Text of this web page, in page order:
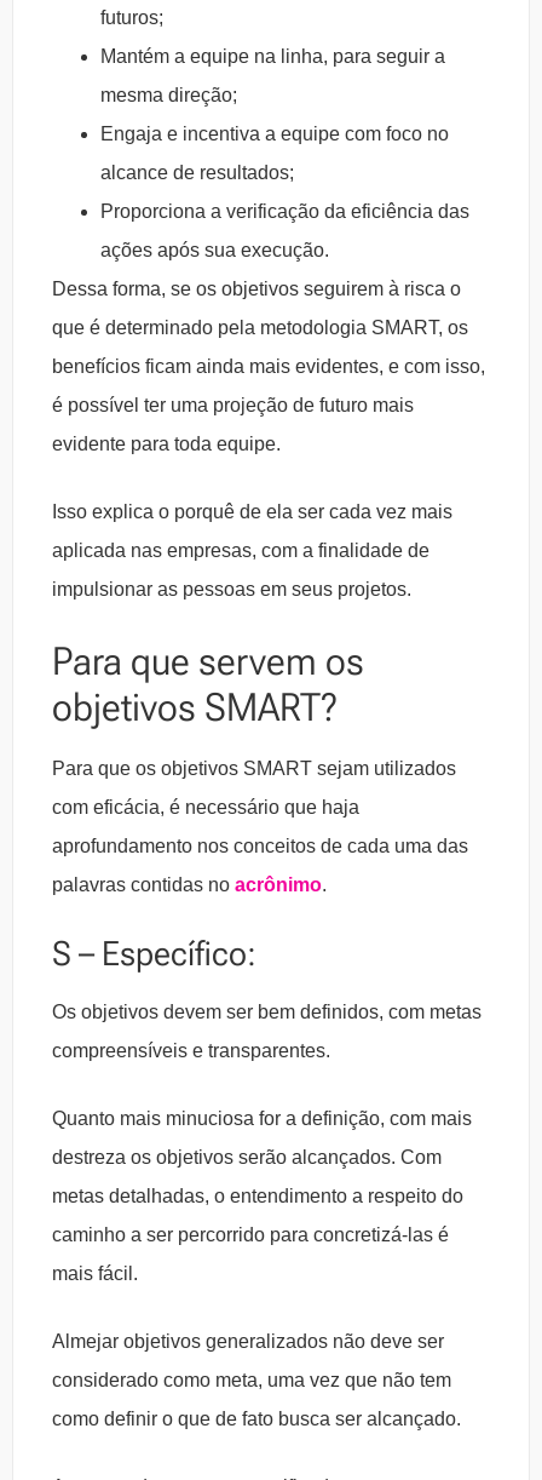
futuros;
Mantém a equipe na linha, para seguir a
mesma direção;
Engaja e incentiva a equipe com foco no
alcance de resultados;
Proporciona a verificação da eficiência das
ações após sua execução.
Dessa forma, se os objetivos seguirem à risca o
que é determinado pela metodologia SMART, os
benefícios ficam ainda mais evidentes, e com isso,
é possível ter uma projeção de futuro mais
evidente para toda equipe.
Isso explica o porquê de ela ser cada vez mais
aplicada nas empresas, com a finalidade de
impulsionar as pessoas em seus projetos.
Para que servem os
objetivos SMART?
Para que os objetivos SMART sejam utilizados
com eficácia, é necessário que haja
aprofundamento nos conceitos de cada uma das
palavras contidas no acrônimo.
S – Específico:
Os objetivos devem ser bem definidos, com metas
compreensíveis e transparentes.
Quanto mais minuciosa for a definição, com mais
destreza os objetivos serão alcançados. Com
metas detalhadas, o entendimento a respeito do
caminho a ser percorrido para concretizá-las é
mais fácil.
Almejar objetivos generalizados não deve ser
considerado como meta, uma vez que não tem
como definir o que de fato busca ser alcançado.